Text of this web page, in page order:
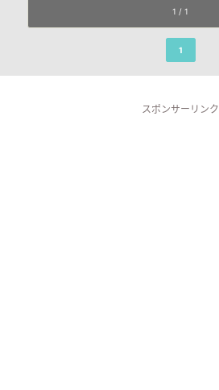
1 / 1
1
スポンサーリンク